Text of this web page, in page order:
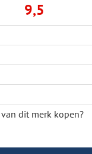
9,5
dit merk kopen?